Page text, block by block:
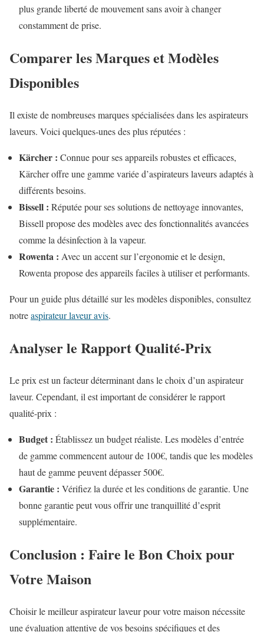
plus grande liberté de mouvement sans avoir à changer
constamment de prise.
Comparer les Marques et Modèles
Disponibles
Il existe de nombreuses marques spécialisées dans les aspirateurs
laveurs. Voici quelques-unes des plus réputées :
Kärcher : Connue pour ses appareils robustes et efficaces,
Kärcher offre une gamme variée d’aspirateurs laveurs adaptés à
différents besoins.
Bissell : Réputée pour ses solutions de nettoyage innovantes,
Bissell propose des modèles avec des fonctionnalités avancées
comme la désinfection à la vapeur.
Rowenta : Avec un accent sur l’ergonomie et le design,
Rowenta propose des appareils faciles à utiliser et performants.
Pour un guide plus détaillé sur les modèles disponibles, consultez
notreaspirateur laveur avis.
Analyser le Rapport Qualité-Prix
Le prix est un facteur déterminant dans le choix d’un aspirateur
laveur. Cependant, il est important de considérer le rapport
qualité-prix :
Budget : Établissez un budget réaliste. Les modèles d’entrée
de gamme commencent autour de 100€, tandis que les modèles
haut de gamme peuvent dépasser 500€.
Garantie : Vérifiez la durée et les conditions de garantie. Une
bonne garantie peut vous offrir une tranquillité d’esprit
supplémentaire.
Conclusion : Faire le Bon Choix pour
Votre Maison
Choisir le meilleur aspirateur laveur pour votre maison nécessite
une évaluation attentive de vos besoins spécifiques et des